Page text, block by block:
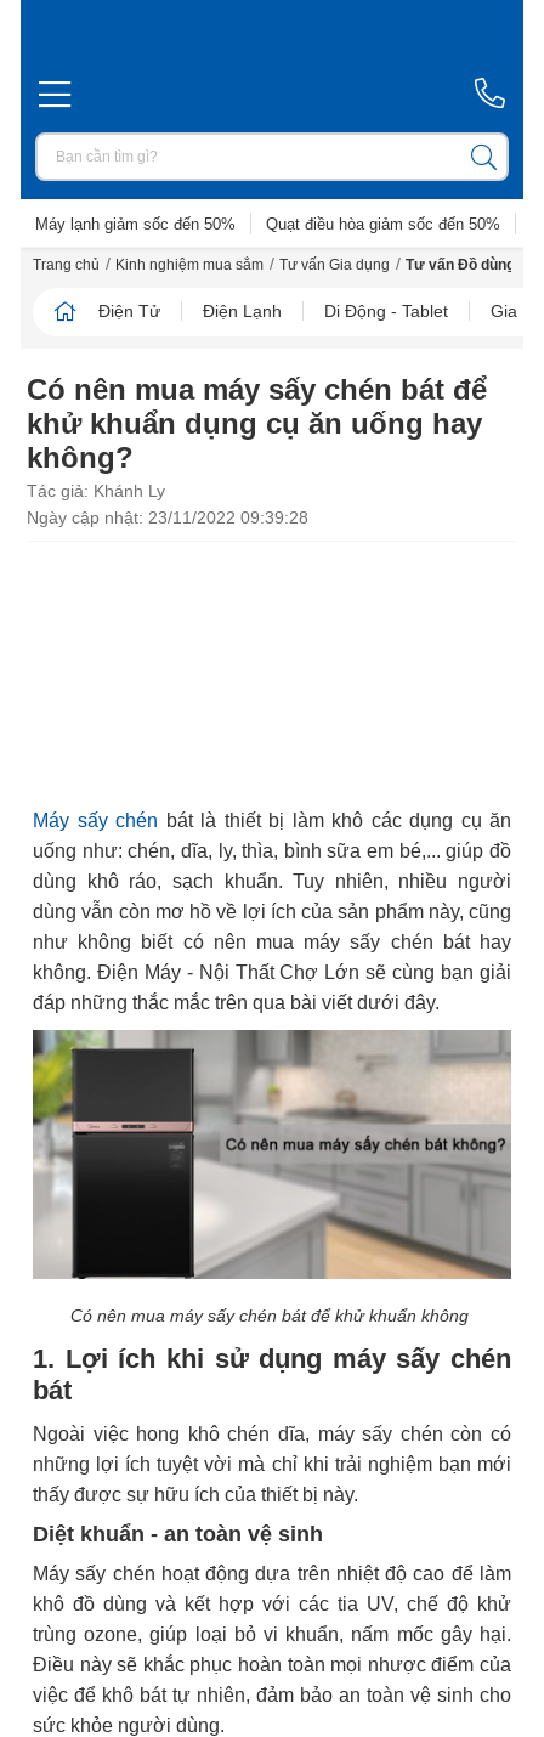
Máy lạnh giảm sốc đến 50% Quạt điều hòa giảm sốc đến 50%
Trang chủ / Kinh nghiệm mua sắm / Tư vấn Gia dụng / Tư vấn Đồ dùng
Điện Tử Điện Lạnh Di Động - Tablet Gia
Có nên mua máy sấy chén bát để
khử khuẩn dụng cụ ăn uống hay
không?
Tác giả: Khánh Ly
Ngày cập nhật: 23/11/2022 09:39:28
Máy sấy chén bát là thiết bị làm khô các dụng cụ ăn
uống như: chén, dĩa, ly, thìa, bình sữa em bé,... giúp đồ
dùng khô ráo, sạch khuẩn. Tuy nhiên, nhiều người
dùng vẫn còn mơ hồ về lợi ích của sản phẩm này, cũng
như không biết có nên mua máy sấy chén bát hay
không. Điện Máy - Nội Thất Chợ Lớn sẽ cùng bạn giải
đáp những thắc mắc trên qua bài viết dưới đây.
Có nên mua máy sấy chén bát để khử khuẩn không
1. Lợi ích khi sử dụng máy sấy chén
bát
Ngoài việc hong khô chén dĩa, máy sấy chén còn có
những lợi ích tuyệt vời mà chỉ khi trải nghiệm bạn mới
thấy được sự hữu ích của thiết bị này.
Diệt khuẩn - an toàn vệ sinh
Máy sấy chén hoạt động dựa trên nhiệt độ cao để làm
khô đồ dùng và kết hợp với các tia UV, chế độ khử
trùng ozone, giúp loại bỏ vi khuẩn, nấm mốc gây hại.
Điều này sẽ khắc phục hoàn toàn mọi nhược điểm của
việc để khô bát tự nhiên, đảm bảo an toàn vệ sinh cho
sức khỏe người dùng.